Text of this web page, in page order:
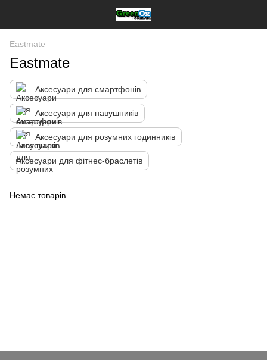
Eastmate
Eastmate
Аксесуари для смартфонів
Аксесуари для навушників
Аксесуари для розумних годинників
Аксесуари для фітнес-браслетів
Немає товарів